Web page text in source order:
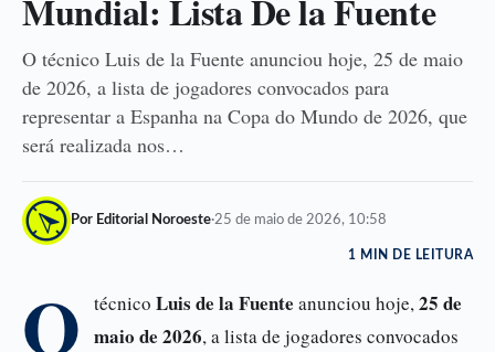
Mundial: Lista De la Fuente
O técnico Luis de la Fuente anunciou hoje, 25 de maio
de 2026, a lista de jogadores convocados para
representar a Espanha na Copa do Mundo de 2026, que
será realizada nos…
Por Editorial Noroeste·25 de maio de 2026, 10:58
1 MIN DE LEITURA
O técnico Luis de la Fuente anunciou hoje,25 de
maio de 2026, a lista de jogadores convocados